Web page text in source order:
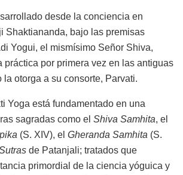
desde la conciencia en
Shaktiananda, bajo las premisas
Yogui, el mismísimo Señor Shiva,
práctica por primera vez en las antiguas
la otorga a su consorte, Parvati.
Yoga está fundamentado en una
sagradas como el Shiva Samhita, el
(S. XIV), el Gheranda Samhita (S.
de Patanjali; tratados que
primordial de la ciencia yóguica y